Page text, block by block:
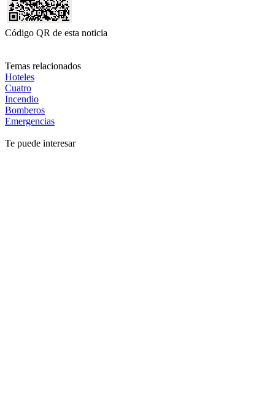
Código QR de esta noticia
Temas relacionados
Hoteles
Cuatro
Incendio
Bomberos
Emergencias
Te puede interesar